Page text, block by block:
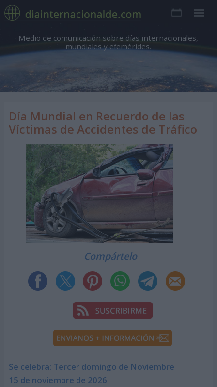
Medio de comunicación sobre días internacionales,
mundiales y efemérides.
Día Mundial en Recuerdo de las
Víctimas de Accidentes de Tráfico
Compártelo
Se celebra: Tercer domingo de Noviembre
15 de noviembre de 2026